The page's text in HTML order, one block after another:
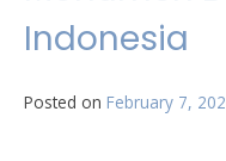
Indonesia
Posted on February 7,